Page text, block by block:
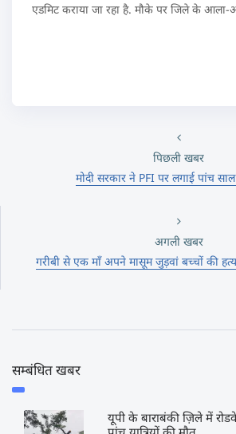
एडमिट कराया जा रहा है. मौके पर जिले के
पिछली खबर
मोदी सरकार ने PFI पर लगाई पांच साल
अगली खबर
गरीबी से एक माँ अपने मासूम जुड़वां बच्चों की
सम्बंधित खबर
यूपी के बाराबंकी ज़िले में